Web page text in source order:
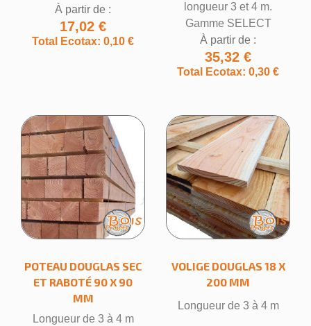
À partir de :
17,02 €
Total Ecotax: 0,10 €
longueur 3 et 4 m.
Gamme SELECT
À partir de :
35,32 €
Total Ecotax: 0,30 €
POTEAU DOUGLAS SEC
ET RABOTÉ 90 X 90
MM
Longueur de 3 à 4 m
VOLIGE DOUGLAS 18 X
200 MM
Longueur de 3 à 4 m